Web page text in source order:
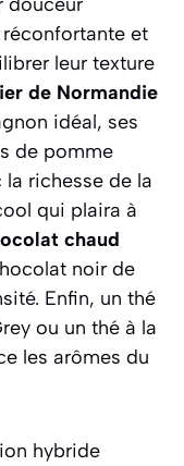
et
leur texture
de Normandie
idéal, ses
de pomme
richesse de la
qui plaira à
chaud
noir de
Enfin, un thé
ou un thé à la
les arômes du
hybride